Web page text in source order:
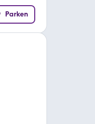
Parken